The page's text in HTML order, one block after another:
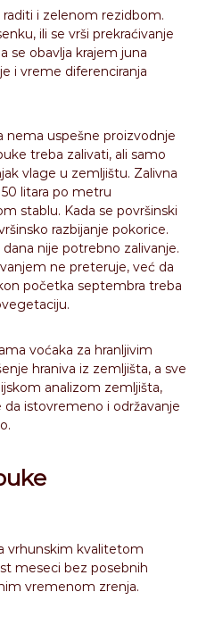
i zelenom rezidbom.
ili se vrši prekraćivanje
se obavlja krajem juna
i vreme diferenciranja
nema uspešne proizvodnje
treba zalivati, ali samo
vlage u zemljištu. Zalivna
litara po metru
stablu. Kada se površinski
razbijanje pokorice.
nije potrebno zalivanje.
ne preteruje, već da
početka septembra treba
voćaka za hranljivim
hraniva iz zemljišta, a sve
analizom zemljišta,
da istovremeno i održavanje
vrhunskim kvalitetom
meseci bez posebnih
vremenom zrenja.